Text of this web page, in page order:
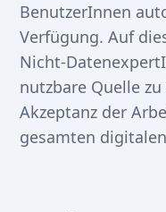
BenutzerInnen
Verfügung. Auf
Nicht-
nutzbare Quelle
Akzeptanz der
gesamten